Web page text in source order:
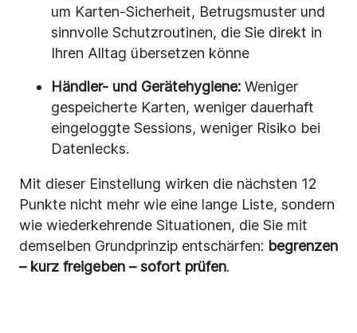
um Karten-Sicherheit, Betrugsmuster und
sinnvolle Schutzroutinen, die Sie direkt in
Ihren Alltag übersetzen könne
Händler- und Gerätehygiene: Weniger
gespeicherte Karten, weniger dauerhaft
eingeloggte Sessions, weniger Risiko bei
Datenlecks.
Mit dieser Einstellung wirken die nächsten 12
Punkte nicht mehr wie eine lange Liste, sondern
wie wiederkehrende Situationen, die Sie mit
demselben Grundprinzip entschärfen: begrenzen
– kurz freigeben – sofort prüfen.